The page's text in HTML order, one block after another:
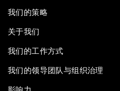
我们的策略
关于我们
我们的工作方式
我们的领导团队与组织治理